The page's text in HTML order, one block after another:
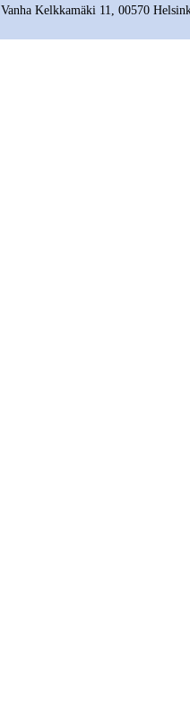
Vanha Kelkkamäki 11, 00570